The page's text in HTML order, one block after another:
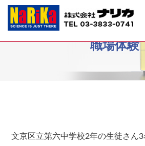
7月1日～7月3日文京区
職場体験
文京区立第六中学校2年の生徒さん